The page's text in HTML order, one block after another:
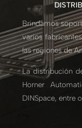
Brindamos
varios
las regiones de
La distribución
Horner
DINSpace, entre